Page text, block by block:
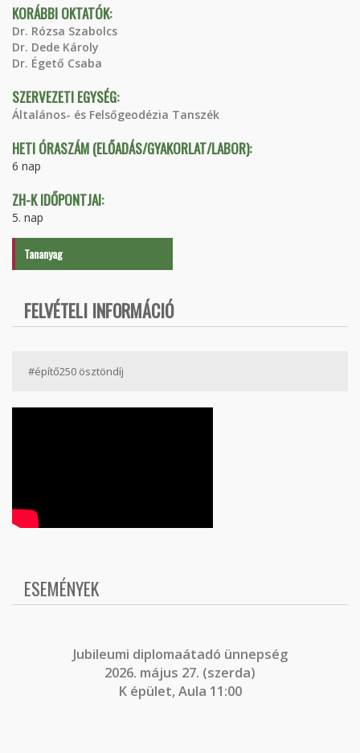
KORÁBBI OKTATÓK:
Dr. Rózsa Szabolcs
Dr. Dede Károly
Dr. Égető Csaba
SZERVEZETI EGYSÉG:
Általános- és Felsőgeodézia Tanszék
HETI ÓRASZÁM (ELŐADÁS/GYAKORLAT/LABOR):
6 nap
ZH-K IDŐPONTJAI:
5. nap
Tananyag
FELVÉTELI INFORMÁCIÓ
#építő250 ösztöndíj
ESEMÉNYEK
Jubileumi diplomaátadó ünnepség
2026. május 27. (szerda)
K épület, Aula 11:00